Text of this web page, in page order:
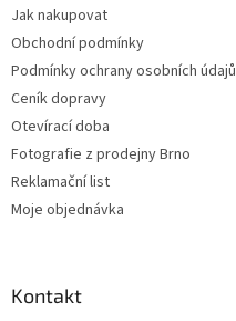
Jak nakupovat
Obchodní podmínky
Podmínky ochrany osobních údajů
Ceník dopravy
Otevírací doba
Fotografie z prodejny Brno
Reklamační list
Moje objednávka
Kontakt